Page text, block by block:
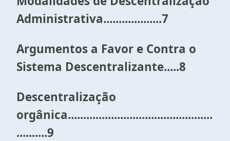
Administrativa...................7
Argumentos a Favor e Contra o
Sistema Descentralizante.....8
Descentralização
orgânica...............................................
..........9